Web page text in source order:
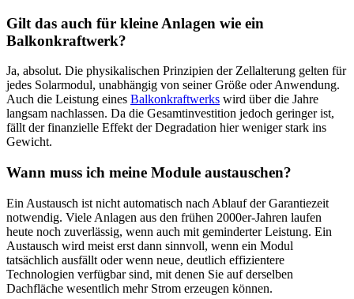
Gilt das auch für kleine Anlagen wie ein
Balkonkraftwerk?
Ja, absolut. Die physikalischen Prinzipien der Zellalterung gelten für
jedes Solarmodul, unabhängig von seiner Größe oder Anwendung.
Auch die Leistung eines Balkonkraftwerks wird über die Jahre
langsam nachlassen. Da die Gesamtinvestition jedoch geringer ist,
fällt der finanzielle Effekt der Degradation hier weniger stark ins
Gewicht.
Wann muss ich meine Module austauschen?
Ein Austausch ist nicht automatisch nach Ablauf der Garantiezeit
notwendig. Viele Anlagen aus den frühen 2000er-Jahren laufen
heute noch zuverlässig, wenn auch mit geminderter Leistung. Ein
Austausch wird meist erst dann sinnvoll, wenn ein Modul
tatsächlich ausfällt oder wenn neue, deutlich effizientere
Technologien verfügbar sind, mit denen Sie auf derselben
Dachfläche wesentlich mehr Strom erzeugen können.